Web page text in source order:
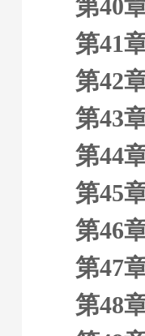
第40
第41
第42
第43
第44
第45
第46
第47
第48